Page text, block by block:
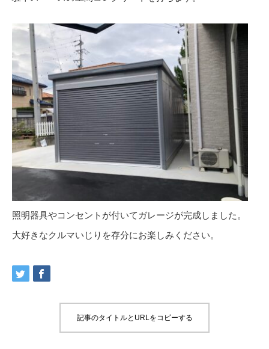
照明器具やコンセントが付いてガレージが完成しました。
大好きなクルマいじりを存分にお楽しみください。
記事のタイトルとURLをコピーする